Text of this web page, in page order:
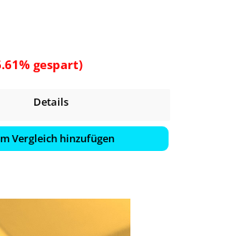
gespart)
Details
Vergleich hinzufügen